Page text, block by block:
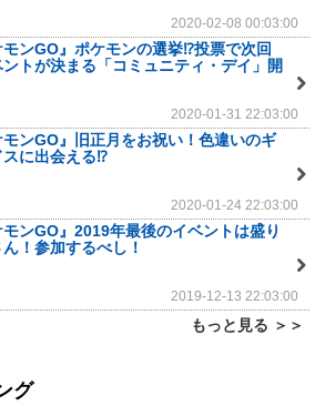
2020-02-08 00:03:00
モンGO』ポケモンの選挙⁉投票で次回
トが決まる「コミュニティ・デイ」開
2020-01-31 22:03:00
モンGO』旧正月をお祝い！色違いのギ
スに出会える⁉
2020-01-24 22:03:00
モンGO』2019年最後のイベントは盛り
！参加するべし！
2019-12-13 22:03:00
もっと見る ＞＞
グ